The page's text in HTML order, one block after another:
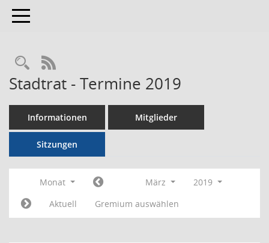
Toggle navigation
RSS-Feed
Stadtrat - Termine 2019
Informationen Mitglieder
Sitzungen
Monat März
2019
Aktuell
Gremium auswählen